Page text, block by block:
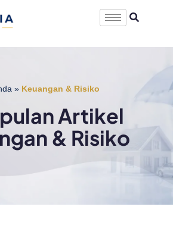
» Keuangan & Risiko
Artikel
& Risiko